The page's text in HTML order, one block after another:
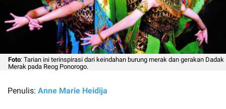
Foto: Tarian ini terinspirasi dari keindahan burung merak dan gerakan Dadak
Merak pada Reog Ponorogo.
Penulis: Anne Marie Heidija